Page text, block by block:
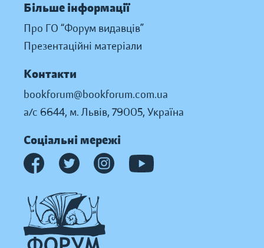
Більше інформації
Про ГО “Форум видавців”
Презентаційні матеріали
Контакти
bookforum@bookforum.com.ua
а/с 6644, м. Львів, 79005, Україна
Соціальні мережі